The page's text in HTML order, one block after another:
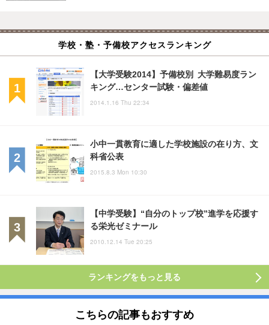
学校・塾・予備校アクセスランキング
【大学受験2014】予備校別 大学難易度ラン
キング…センター試験・偏差値
2014.1.16 Thu 22:34
小中一貫教育に適した学校施設の在り方、文
科省公表
2015.8.3 Mon 10:30
【中学受験】“自分のトップ校”進学を応援す
る栄光ゼミナール
2010.12.14 Tue 20:25
ランキングをもっと見る
こちらの記事もおすすめ